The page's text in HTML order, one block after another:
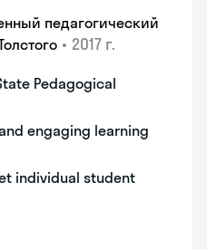
педагогический
• 2017 г.
Pedagogical
engaging learning
individual student